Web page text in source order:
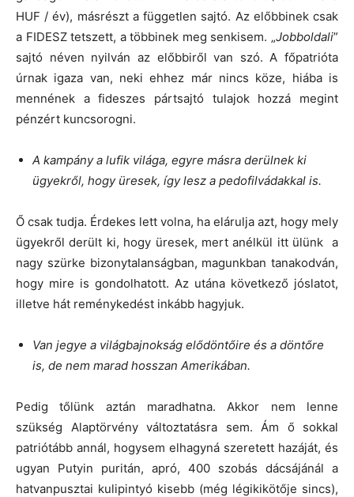
HUF / év), másrészt a független sajtó. Az előbbinek csak
a FIDESZ tetszett, a többinek meg senkisem. „Jobboldali”
sajtó néven nyilván az előbbiről van szó. A főpatrióta
úrnak igaza van, neki ehhez már nincs köze, hiába is
mennének a fideszes pártsajtó tulajok hozzá megint
pénzért kuncsorogni.
A kampány a lufik világa, egyre másra derülnek ki
ügyekről, hogy üresek, így lesz a pedofilvádakkal is.
Ő csak tudja. Érdekes lett volna, ha elárulja azt, hogy mely
ügyekről derült ki, hogy üresek, mert anélkül itt ülünk a
nagy szürke bizonytalanságban, magunkban tanakodván,
hogy mire is gondolhatott. Az utána következő jóslatot,
illetve hát reménykedést inkább hagyjuk.
Van jegye a világbajnokság elődöntőire és a döntőre
is, de nem marad hosszan Amerikában.
Pedig tőlünk aztán maradhatna. Akkor nem lenne
szükség Alaptörvény változtatásra sem. Ám ő sokkal
patriótább annál, hogysem elhagyná szeretett hazáját, és
ugyan Putyin puritán, apró, 400 szobás dácsájánál a
hatvanpusztai kulipintyó kisebb (még légikikötője sincs),